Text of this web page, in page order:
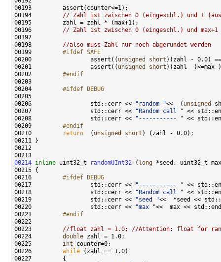
00194 // Zahl ist zwischen 0 (eingeschl.) und 1
00196 // Zahl ist zwischen 0 (eingeschl.) und max+1
00198 //also muss Zahl nur noch abgerundet werden
00199
        #ifdef SAFE
00200
                assert((
unsigned short )(zahl - 0.0)
00201                 assert(( unsigned
short
00202
        #endif
00203
00204
        #ifdef DEBUG
00205
00206                 std::cerr <<
"random "<<  ( unsigned
00207                 std::cerr <<
"Random call "
00208                 std::cerr <<
"----------- "
00209
        #endif
00210
return
  (
unsigned short
00214 inline uint32_t randomUInt32 ( long
00216
        #ifdef DEBUG
00217
                std::cerr <<
"----------- "
00218                 std::cerr <<
"Random call "
00219                 std::cerr <<
"seed "
00220                 std::cerr <<
"max "
00221
        #endif
00222
00223 //float zahl = 1.0; //Attention: float for
00224 double
00225 int
00226 while